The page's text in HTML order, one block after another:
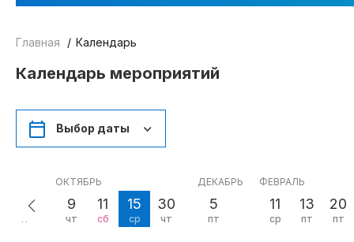
Аналитика
Аналитика
IPQ.365
IP Stories
Квиз
О нас
Главная Календарь
Календарь мероприятий
Выбор даты
25
чт
ОКТЯБРЬ
9
чт
11
сб
15
ср
30
чт
ДЕКАБРЬ
5
пт
ФЕВРАЛЬ
11
ср
13
пт
20
пт